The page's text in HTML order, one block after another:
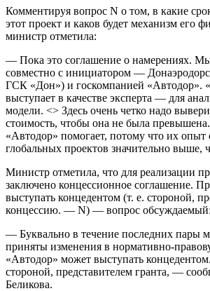
Комментируя вопрос N о том, в какие
этот проект и каков будет механизм его
министр отметила:
— Пока это соглашение о намерениях.
совместно с инициатором —
ГСК «Дон») и госкомпанией «Автодор».
выступает в качестве эксперта — для
модели. <> Здесь очень четко надо
стоимость, чтобы она не была
«Автодор» помогает, потому что их опыт
глобальных проектов значительно выше,
Министр отметила, что для реализации
заключено концессионное соглашение.
выступать концедентом (т. е. стороной,
концессию. — N) — вопрос обсуждаемый:
— Буквально в течение последних пары
приняты изменения в нормативно-
«Автодор» может выступать
стороной, представителем гранта, —
Беликова.